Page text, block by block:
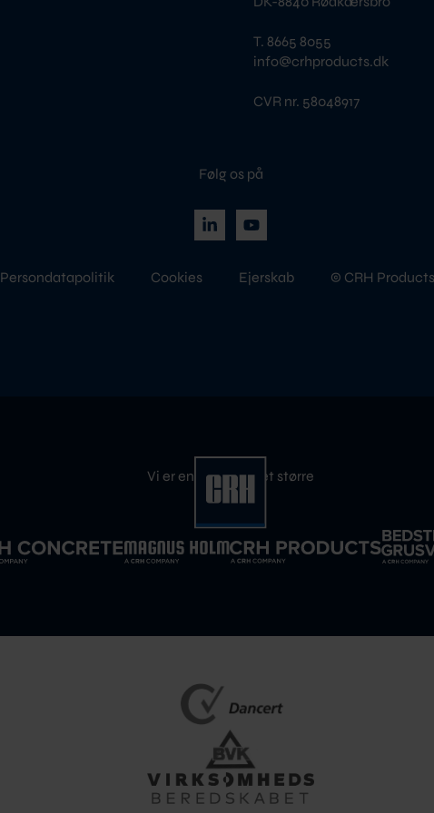
T. 8665 8055
info@crhproducts.dk
CVR nr. 58048917
Følg os på
Persondatapolitik Cookies Ejerskab © CRH
Vi er en del af noget større